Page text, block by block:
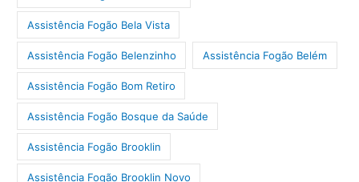
Assistência Fogão Bela Vista
Assistência Fogão Belenzinho Assistência Fogão Belém
Assistência Fogão Bom Retiro
Assistência Fogão Bosque da Saúde
Assistência Fogão Brooklin
Assistência Fogão Brooklin Novo